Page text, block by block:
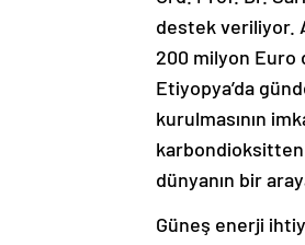
destek veriliyor.
200 milyon
Etiyopya’da
kurulmasının
karbondioksitten
dünyanın bir
Güneş enerji